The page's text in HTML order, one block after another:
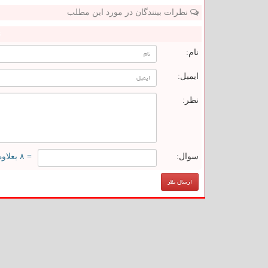
نظرات بینندگان در مورد این مطلب
نام:
ایمیل:
نظر:
سوال: = ۸ بعلاوه ۵